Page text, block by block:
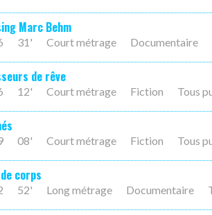
Marc Behm
31' Court métrage Documentaire
de rêve
12' Court métrage Fiction Tous
08' Court métrage Fiction Tous
corps
52' Long métrage Documentaire